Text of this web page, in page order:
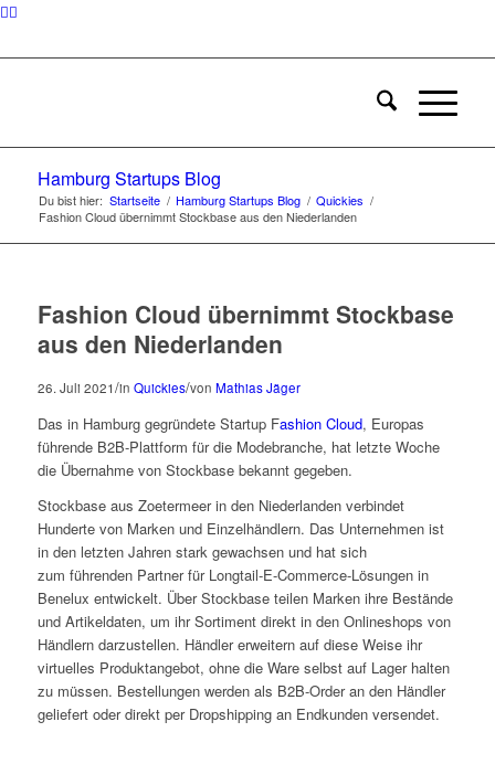
Hamburg Startups Blog
Du bist hier: Startseite / Hamburg Startups Blog / Quickies /
Fashion Cloud übernimmt Stockbase aus den Niederlanden
Fashion Cloud übernimmt Stockbase
aus den Niederlanden
26. Juli 2021/in Quickies/von Mathias Jäger
Das in Hamburg gegründete Startup Fashion Cloud, Europas
führende B2B-Plattform für die Modebranche, hat letzte Woche
die Übernahme von Stockbase bekannt gegeben.
Stockbase aus Zoetermeer in den Niederlanden verbindet
Hunderte von Marken und Einzelhändlern. Das Unternehmen ist
in den letzten Jahren stark gewachsen und hat sich
zum führenden Partner für Longtail-E-Commerce-Lösungen in
Benelux entwickelt. Über Stockbase teilen Marken ihre Bestände
und Artikeldaten, um ihr Sortiment direkt in den Onlineshops von
Händlern darzustellen. Händler erweitern auf diese Weise ihr
virtuelles Produktangebot, ohne die Ware selbst auf Lager halten
zu müssen. Bestellungen werden als B2B-Order an den Händler
geliefert oder direkt per Dropshipping an Endkunden versendet.